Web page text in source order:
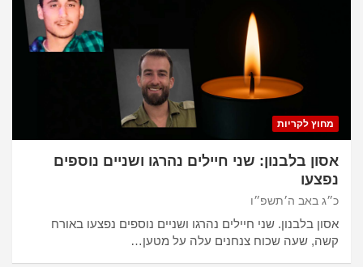
מחוץ לקריות
אסון בלבנון: שני חיילים נהרגו ושניים נוספים
נפצעו
כ״ג באב ה׳תשפ״ו
אסון בלבנון. שני חיילים נהרגו ושניים נוספים נפצעו באורח
קשה, שעה שכוח צנחנים עלה על מטען…